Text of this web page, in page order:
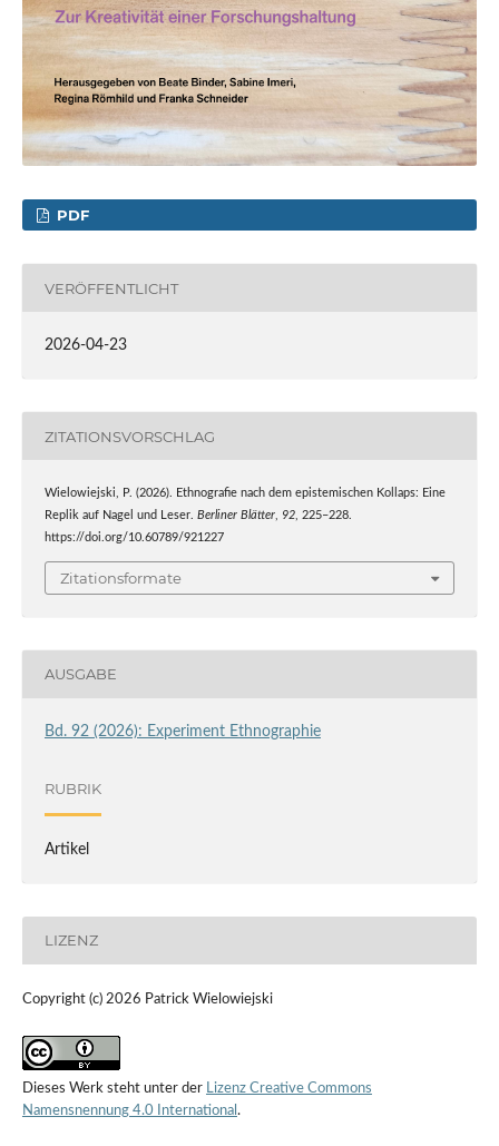
PDF
VERÖFFENTLICHT
2026-04-23
ZITATIONSVORSCHLAG
Wielowiejski, P. (2026). Ethnografie nach dem epistemischen Kollaps: Eine
Replik auf Nagel und Leser. Berliner Blätter, 92, 225–228.
https://doi.org/10.60789/921227
Zitationsformate
AUSGABE
Bd. 92 (2026): Experiment Ethnographie
RUBRIK
Artikel
LIZENZ
Copyright (c) 2026 Patrick Wielowiejski
Dieses Werk steht unter der Lizenz Creative Commons
Namensnennung 4.0 International .